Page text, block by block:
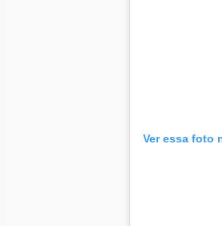
Ver essa foto